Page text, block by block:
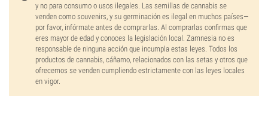
y no para consumo o usos ilegales. Las semillas de cannabis se
venden como souvenirs, y su germinación es ilegal en muchos países—
por favor, infórmate antes de comprarlas. Al comprarlas confirmas que
eres mayor de edad y conoces la legislación local. Zamnesia no es
responsable de ninguna acción que incumpla estas leyes. Todos los
productos de cannabis, cáñamo, relacionados con las setas y otros que
ofrecemos se venden cumpliendo estrictamente con las leyes locales
en vigor.